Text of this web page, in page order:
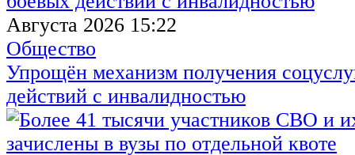
Августа 2026 15:22
Общество
Упрощён механизм получения
действий с инвалидностью